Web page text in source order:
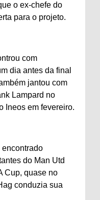
o ex-chefe do
para o projeto.
com
dia antes da final
jantou com
Lampard no
Ineos em fevereiro.
encontrado
do Man Utd
Cup, quase no
conduzia sua